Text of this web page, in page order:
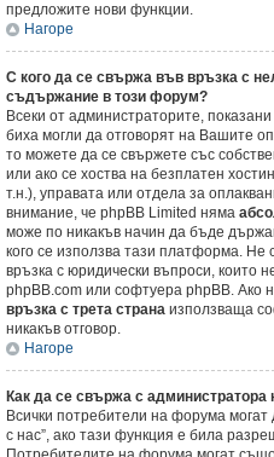
предложите нови функции.
Нагоре
С кого да се свържа във връзка с
съдържание в този форум?
Всеки от администраторите,
биха могли да отговорят на Вашите
то можете да се свържете със
или ако се хоства на безплатен
т.н.), управата или отдела за
внимание, че phpBB Limited няма
може по никакъв начин да бъде
кого се използва тази платформа. Не
връзка с юридически въпроси, които
phpBB.com или софтуера phpBB. Ако
връзка с трета страна използваща
никакъв отговор.
Нагоре
Как да се свържа с
Всички потребители на форума
с нас”, ако тази функция е била